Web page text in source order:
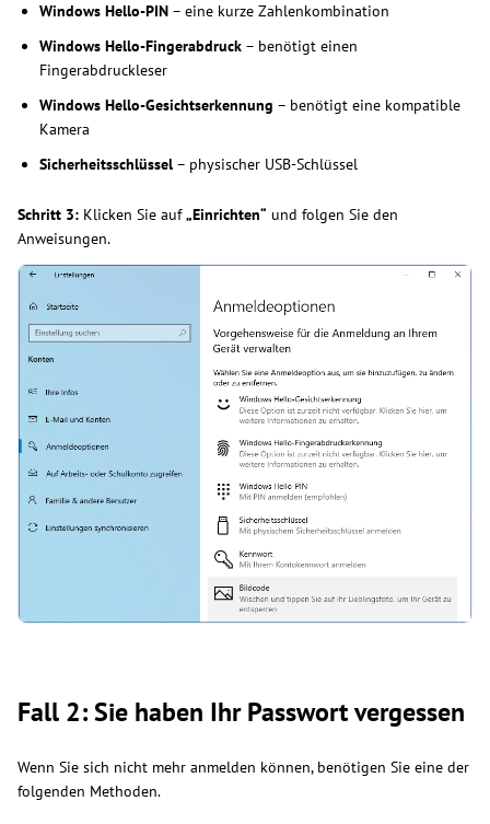
Windows Hello-PIN – eine kurze Zahlenkombination
Windows Hello-Fingerabdruck – benötigt einen
Fingerabdruckleser
Windows Hello-Gesichtserkennung – benötigt eine kompatible
Kamera
Sicherheitsschlüssel – physischer USB-Schlüssel
Schritt 3: Klicken Sie auf„Einrichten“ und folgen Sie den
Anweisungen.
Fall 2: Sie haben Ihr Passwort vergessen
Wenn Sie sich nicht mehr anmelden können, benötigen Sie eine der
folgenden Methoden.